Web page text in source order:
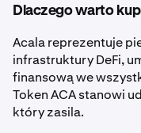
Dlaczego warto
Acala reprezentuje
infrastruktury DeFi,
finansową we
Token ACA stanowi
który zasila.